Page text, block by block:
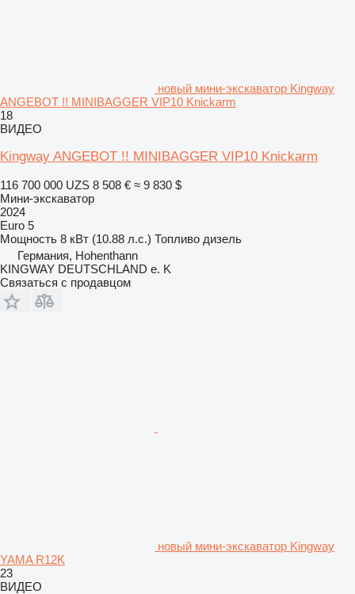
новый мини-экскаватор Kingway
ANGEBOT !! MINIBAGGER VIP10 Knickarm
18
ВИДЕО
Kingway ANGEBOT !! MINIBAGGER VIP10 Knickarm
116 700 000 UZS 8 508 € ≈ 9 830 $
Мини-экскаватор
2024
Euro 5
Мощность 8 кВт (10.88 л.с.) Топливо дизель
Германия, Hohenthann
KINGWAY DEUTSCHLAND e. K
Связаться с продавцом
новый мини-экскаватор Kingway
YAMA R12K
23
ВИДЕО